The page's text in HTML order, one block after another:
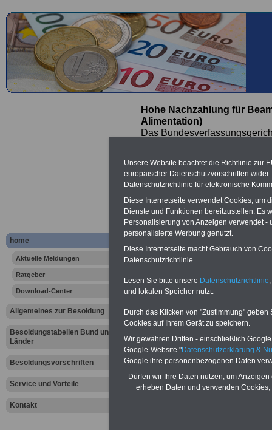
home
Aktuelle Meldungen
Ratgeber
Download-Center
Allgemeines zur Besoldung
Besoldungstabellen Bund und
Länder
Besoldungsvorschriften
Service und Vorteile
Kontakt
Hohe Nachzahlung für
Alimentation)
Das
(Beamte &
Nachzahlungen
Beamtezwischen mind.
SERVICE gibt hierzu eine
dem Beschluss des
wird (wahrscheinlich im
Broschüre.
Werbung mit Textlink:
250 Euro können Sie einen
Banner für drei Monate
Website eingeblendet wird.
ausfüllenoder eineE-Mail
Unsere Website beachtet die Richtlinie zur
europäischer Datenschutzvorschriften
Datenschutzrichtlinie für elektronische
Diese Internetseite verwendet Cookies, um
Dienste und Funktionen bereitzustellen. Es
Personalisierung von Anzeigen verwendet
personalisierte Werbung genutzt.
Diese Internetseite macht Gebrauch von
Datenschutzrichtlinie.
Lesen Sie bitte unsere Datenschutzrichtlinie
und lokalen Speicher nutzt.
Durch das Klicken von "Zustimmung"
Cookies auf Ihrem Gerät zu speichern.
Wir gewähren Dritten - einschließlich
Google-Website "Datenschutzerklärung &
Google ihre personenbezogenen Daten
Dürfen wir Ihre Daten nutzen, um
erheben Daten und verwenden